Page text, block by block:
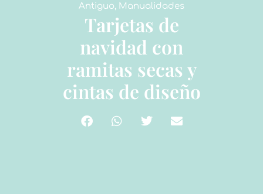
Antiguo, Manualidades
Tarjetas de
navidad con
ramitas secas y
cintas de diseño